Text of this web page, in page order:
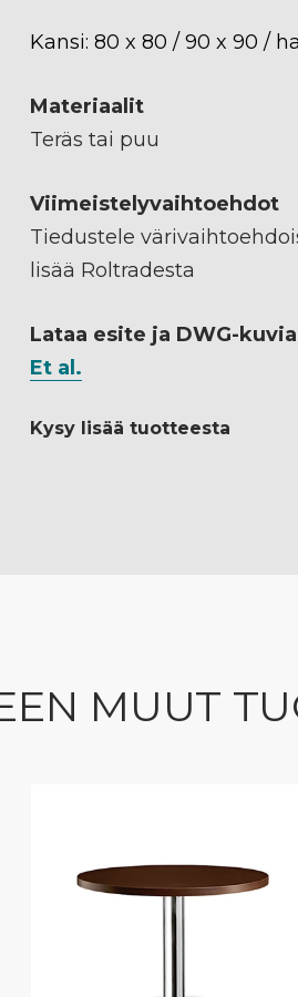
Kansi: 80 x 80 / 90 x 90 /
Materiaalit
Teräs tai puu
Viimeistelyvaihtoehdot
Tiedustele
lisää Roltradesta
Lataa esite ja DWG-kuvia
Et al.
Kysy lisää tuotteesta
MUUT